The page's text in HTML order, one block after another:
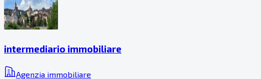
intermediario immobiliare
Agenzia immobiliare